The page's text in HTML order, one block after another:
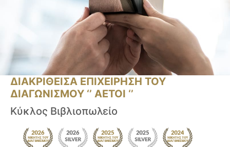
ΔΙΑΚΡΙΘΕΙΣΑ ΕΠΙΧΕΙΡΗΣΗ ΤΟΥ
ΔΙΑΓΩΝΙΣΜΟΥ ‘’ ΑΕΤΟΙ ‘’
Κύκλος Βιβλιοπωλείο